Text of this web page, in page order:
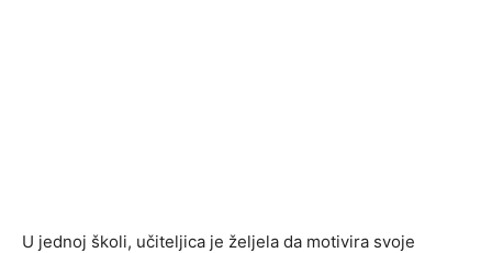
U jednoj školi, učiteljica je željela da motivira svoje